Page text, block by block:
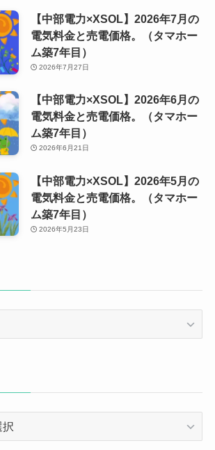
【中部電力×XSOL】2026年7月の
電気料金と売電価格。（タマホー
ム築7年目）
2026年7月27日
【中部電力×XSOL】2026年6月の
電気料金と売電価格。（タマホー
ム築7年目）
2026年6月21日
【中部電力×XSOL】2026年5月の
電気料金と売電価格。（タマホー
ム築7年目）
2026年5月23日